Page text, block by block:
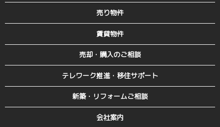
売り物件
賃貸物件
売却・購入のご相談
テレワーク推進・移住サポート
新築・リフォームご相談
会社案内